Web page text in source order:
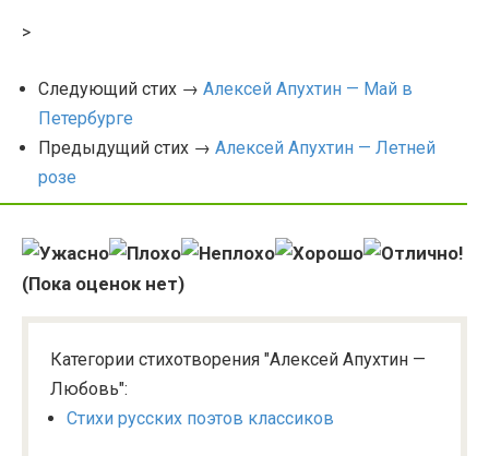
>
Следующий стих → Алексей Апухтин — Май в
Петербурге
Предыдущий стих → Алексей Апухтин — Летней
розе
(Пока оценок нет)
Категории стихотворения "Алексей Апухтин —
Любовь":
Стихи русских поэтов классиков